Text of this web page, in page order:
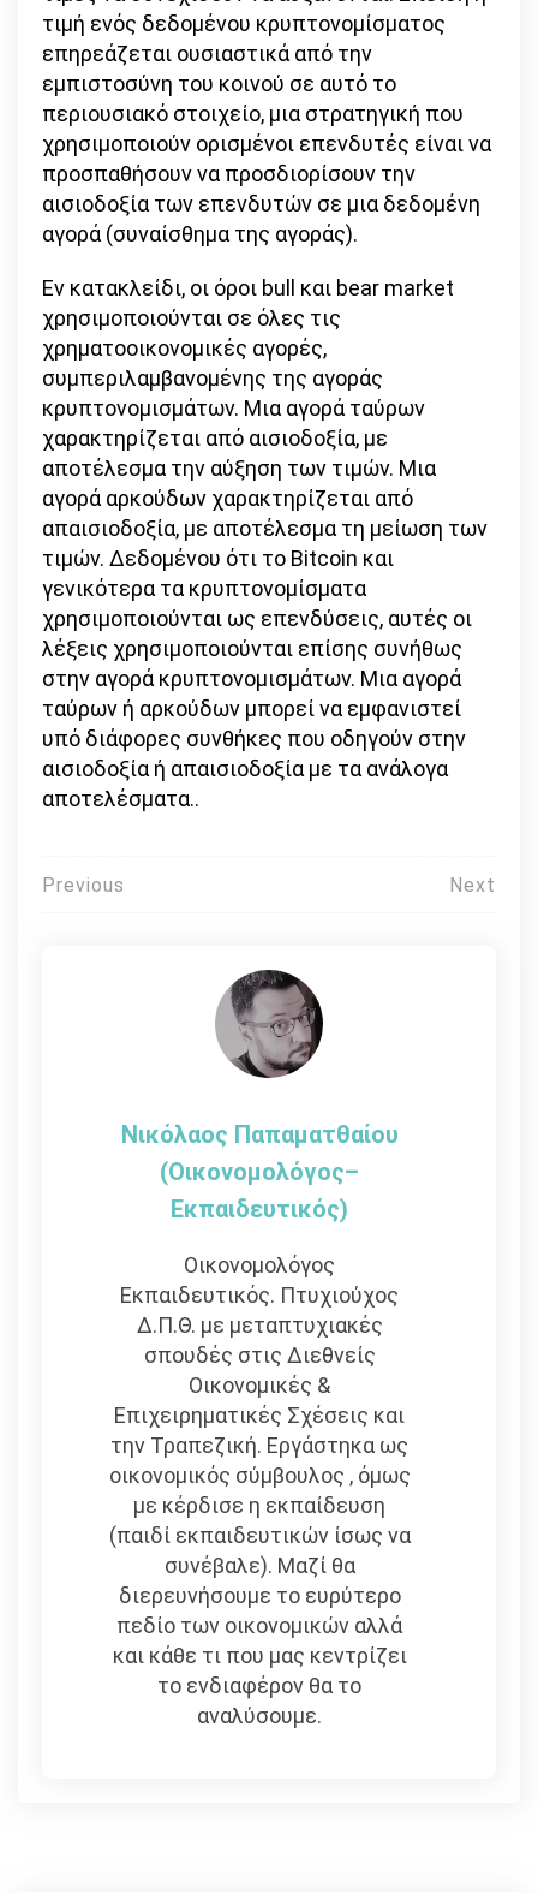
τιμή ενός δεδομένου κρυπτονομίσματος
επηρεάζεται ουσιαστικά από την
εμπιστοσύνη του κοινού σε αυτό το
περιουσιακό στοιχείο, μια στρατηγική που
χρησιμοποιούν ορισμένοι επενδυτές είναι να
προσπαθήσουν να προσδιορίσουν την
αισιοδοξία των επενδυτών σε μια δεδομένη
αγορά (συναίσθημα της αγοράς).
Εν κατακλείδι, οι όροι bull και bear market
χρησιμοποιούνται σε όλες τις
χρηματοοικονομικές αγορές,
συμπεριλαμβανομένης της αγοράς
κρυπτονομισμάτων. Μια αγορά ταύρων
χαρακτηρίζεται από αισιοδοξία, με
αποτέλεσμα την αύξηση των τιμών. Μια
αγορά αρκούδων χαρακτηρίζεται από
απαισιοδοξία, με αποτέλεσμα τη μείωση των
τιμών. Δεδομένου ότι το Bitcoin και
γενικότερα τα κρυπτονομίσματα
χρησιμοποιούνται ως επενδύσεις, αυτές οι
λέξεις χρησιμοποιούνται επίσης συνήθως
στην αγορά κρυπτονομισμάτων. Μια αγορά
ταύρων ή αρκούδων μπορεί να εμφανιστεί
υπό διάφορες συνθήκες που οδηγούν στην
αισιοδοξία ή απαισιοδοξία με τα ανάλογα
αποτελέσματα..
Πλοήγηση
Previous Next
Νικόλαος Παπαματθαίου
(Οικονομολόγος–
Εκπαιδευτικός)
Οικονομολόγος
Εκπαιδευτικός. Πτυχιούχος
Δ.Π.Θ. με μεταπτυχιακές
σπουδές στις Διεθνείς
Οικονομικές &
Επιχειρηματικές Σχέσεις και
την Τραπεζική. Εργάστηκα ως
οικονομικός σύμβουλος , όμως
με κέρδισε η εκπαίδευση
(παιδί εκπαιδευτικών ίσως να
συνέβαλε). Μαζί θα
διερευνήσουμε το ευρύτερο
πεδίο των οικονομικών αλλά
και κάθε τι που μας κεντρίζει
το ενδιαφέρον θα το
αναλύσουμε.